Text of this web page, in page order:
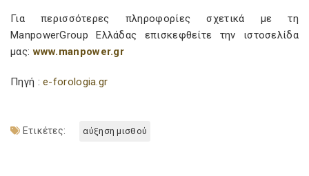
Για περισσότερες πληροφορίες σχετικά με τη
ManpowerGroup Ελλάδας επισκεφθείτε την ιστοσελίδα
μας:www.manpower.gr
Πηγή :e-forologia.gr
Ετικέτες: αύξηση μισθού